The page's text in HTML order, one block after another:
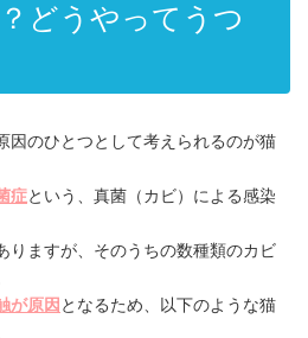
どうやってうつ
因のひとつとして考えられるのが猫
症という、真菌（カビ）による感染
りますが、そのうちの数種類のカビ
が原因 となるため、以下のような猫